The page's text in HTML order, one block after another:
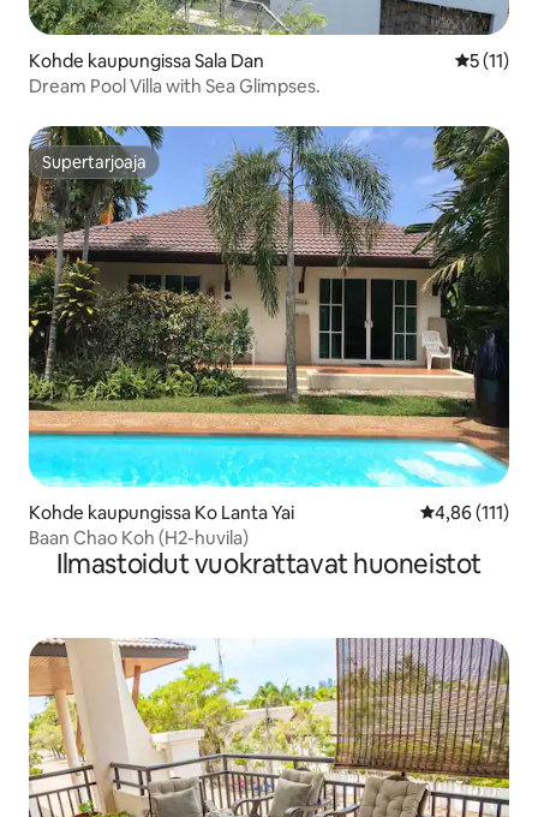
Kohde kaupungissa Sala Dan
5 (11)
Dream Pool Villa with Sea Glimpses.
Supertarjoaja
Supertarjoaja
Kohde kaupungissa Ko Lanta Yai
4,86 (111)
Baan Chao Koh (H2-huvila)
Ilmastoidut vuokrattavat huoneistot